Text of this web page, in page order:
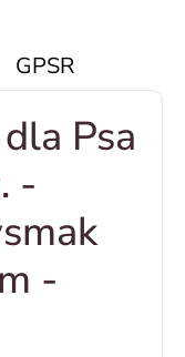
GPSR
Psa
-
-